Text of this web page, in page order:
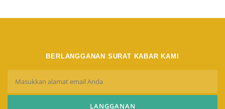
BERLANGGANAN SURAT KABAR KAMI